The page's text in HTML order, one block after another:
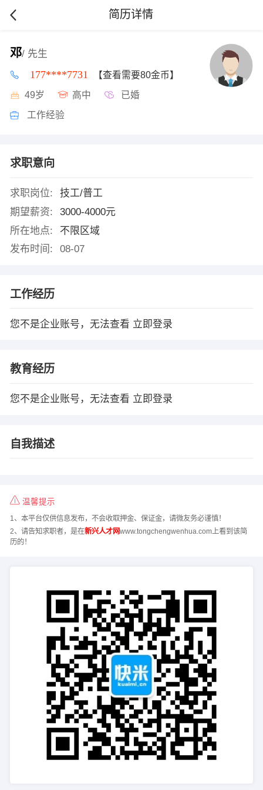
简历详情
邓/ 先生
177****7731 【查看需要80金币】
49岁 高中 已婚
工作经验
求职意向
求职岗位:
技工/普工
期望薪资:
3000-4000元
所在地点:
不限区域
发布时间:
08-07
工作经历
您不是企业账号，无法查看 立即登录
教育经历
您不是企业账号，无法查看 立即登录
自我描述
温馨提示
1、本平台仅供信息发布，不会收取押金、保证金，请微友务必谨慎！
2、请告知求职者，是在新兴人才网www.tongchengwenhua.com上看到该简
历的！